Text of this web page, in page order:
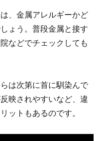
、金属アレルギーかど
ょう。普段金属と接す
などでチェックしても
は次第に首に馴染んで
映されやすいなど、違
ットもあるのです。